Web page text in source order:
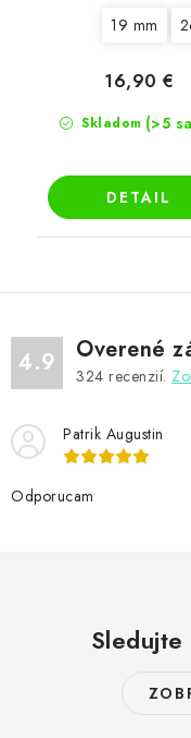
19 mm
Skladom (>5
16,90 €
DETAIL
4.9 Overené
324 recenzií.
Patrik Augustin
Odporucam
Sledujte